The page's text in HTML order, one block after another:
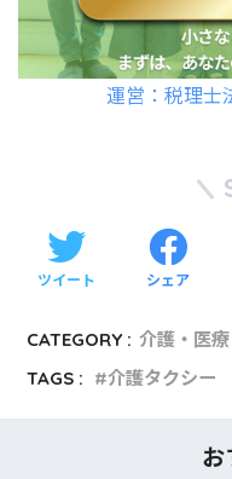
運営：税理士
ツイート シェア
CATEGORY : 介護・医療
TAGS :
介護タクシー
お